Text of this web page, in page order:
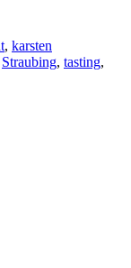
, karsten
Straubing, tasting,